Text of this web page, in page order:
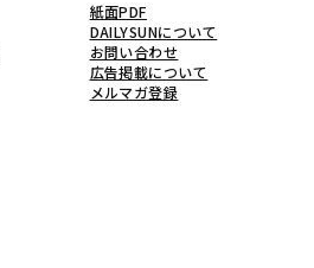
紙面PDF
DAILYSUNについて
お問い合わせ
広告掲載について
メルマガ登録